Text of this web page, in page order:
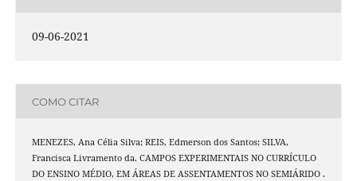
09-06-2021
COMO CITAR
MENEZES, Ana Célia Silva; REIS, Edmerson dos Santos; SILVA,
Francisca Livramento da. CAMPOS EXPERIMENTAIS NO CURRÍCULO
DO ENSINO MÉDIO, EM ÁREAS DE ASSENTAMENTOS NO SEMIÁRIDO .